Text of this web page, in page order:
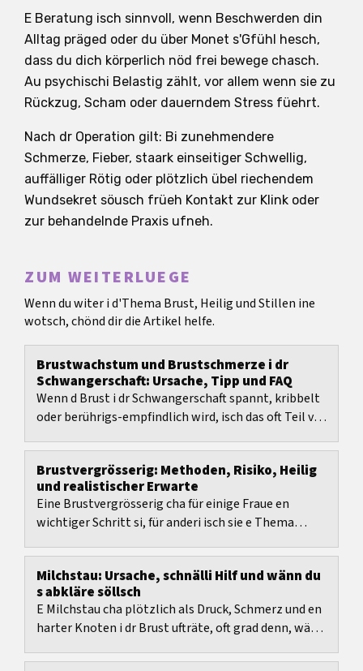
E Beratung isch sinnvoll, wenn Beschwerden din
Alltag präged oder du über Monet s'Gfühl hesch,
dass du dich körperlich nöd frei bewege chasch.
Au psychischi Belastig zählt, vor allem wenn sie zu
Rückzug, Scham oder dauerndem Stress füehrt.
Nach dr Operation gilt: Bi zunehmendere
Schmerze, Fieber, staark einseitiger Schwellig,
auffälliger Rötig oder plötzlich übel riechendem
Wundsekret söusch früeh Kontakt zur Klink oder
zur behandelnde Praxis ufneh.
ZUM WEITERLUEGE
Wenn du witer i d'Thema Brust, Heilig und Stillen ine
wotsch, chönd dir die Artikel helfe.
Brustwachstum und Brustschmerze i dr
Schwangerschaft: Ursache, Tipp und FAQ
Wenn d Brust i dr Schwangerschaft spannt, kribbelt
oder berührigs-empfindlich wird, isch das oft Teil vo
Brustvergrösserig: Methoden, Risiko, Heilig
und realistischer Erwarte
Eine Brustvergrösserig cha für einige Fraue en
wichtiger Schritt si, für anderi isch sie e Thema
Milchstau: Ursache, schnälli Hilf und wänn du
s abkläre söllsch
E Milchstau cha plötzlich als Druck, Schmerz und en
harter Knoten i dr Brust ufträte, oft grad denn, wänn